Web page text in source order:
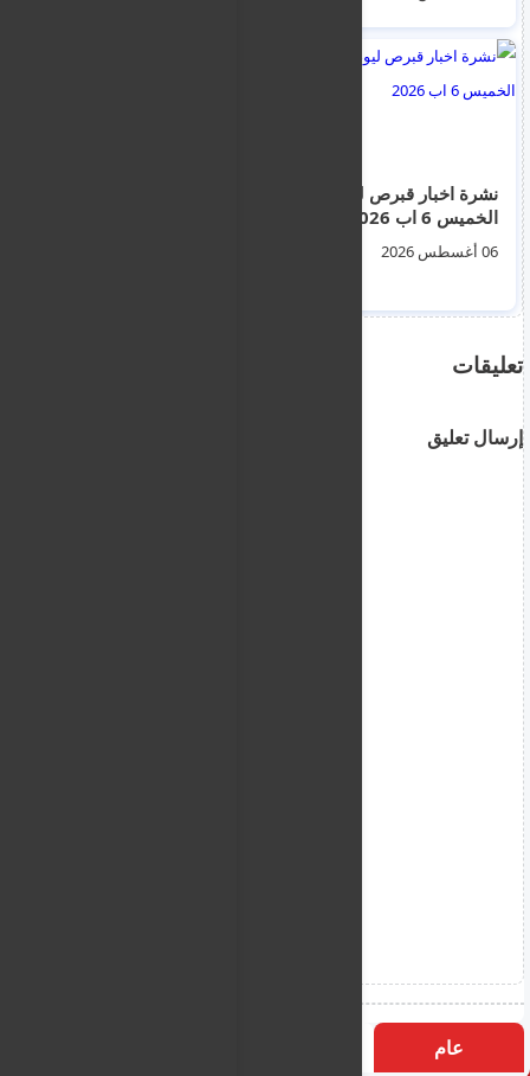
الترحيل و الطوعية ليوم
الثلاثاء 4 اغسطس
نشرة اخبار قبرص ليوم
الخميس 6 اب 2026
06 أغسطس 2026
تعليقات
إرسال تعليق
عام